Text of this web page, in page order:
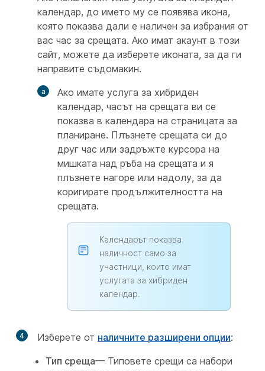
календар, до името му се появява икона,
която показва дали е наличен за избрания от
вас час за срещата. Ако имат акаунт в този
сайт, можете да изберете иконата, за да ги
направите съдомакин.
Ако имате услуга за хибриден
календар, часът на срещата ви се
показва в календара на страницата за
планиране. Плъзнете срещата си до
друг час или задръжте курсора на
мишката над ръба на срещата и я
плъзнете нагоре или надолу, за да
коригирате продължителността на
срещата.
Календарът показва
наличност само за
участници, които имат
услугата за хибриден
календар.
4 Изберете от наличните разширени опции:
Тип среща— Типовете срещи са набори